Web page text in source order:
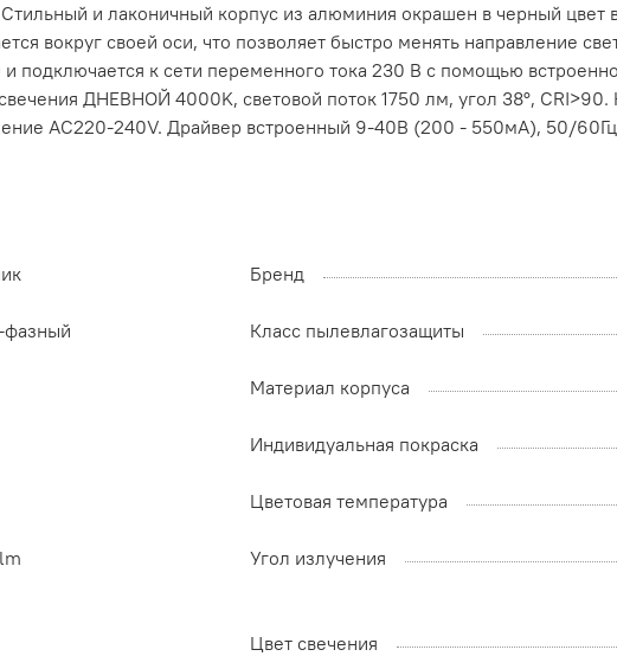
и лаконичный корпус из алюминия окрашен в черный цвет
вокруг своей оси, что позволяет быстро менять направление
и подключается к сети переменного тока 230 В с помощью
ДНЕВНОЙ 4000K, световой поток 1750 лм, угол 38°, CRI>90.
AC220-240V. Драйвер встроенный 9-40В (200 - 550мА), 50/
Бренд
фазный Класс пылевлагозащиты
Материал корпуса
Индивидуальная покраска
Цветовая температура
Угол излучения
Цвет свечения